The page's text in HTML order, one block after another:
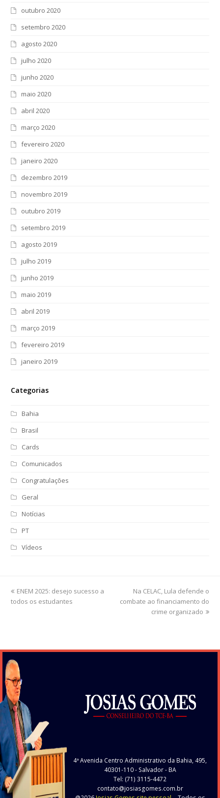
outubro 2020
setembro 2020
agosto 2020
julho 2020
junho 2020
maio 2020
abril 2020
março 2020
fevereiro 2020
janeiro 2020
dezembro 2019
novembro 2019
outubro 2019
setembro 2019
agosto 2019
julho 2019
junho 2019
maio 2019
abril 2019
março 2019
fevereiro 2019
janeiro 2019
Categorias
Bahia
Brasil
Cards
Comunicados
Congratulações
Geral
Notícias
PT
Vídeos
previous
post:
ENEM 2025: desejo sucesso a
todos os estudantes
next
post:
Na CELAC, Lula defende o
combate ao financiamento do
crime organizado
4ª Avenida Centro Administrativo da Bahia, 495,
40301-110- Salvador - BA
Tel: (71) 3115-4472
contato@josiasgomes.com.br